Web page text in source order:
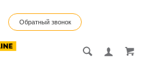
Обратный звонок